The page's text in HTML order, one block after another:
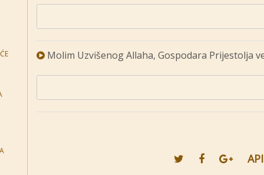
Molim Uzvišenog Allaha, Gospodara Prijestolja
API